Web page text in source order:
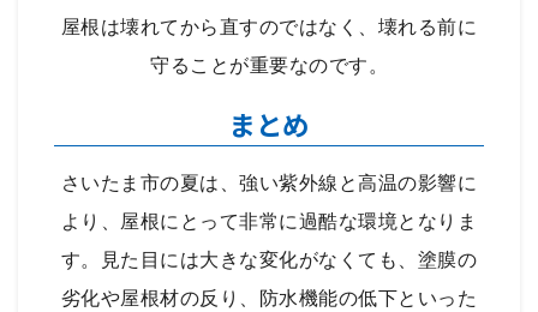
屋根は壊れてから直すのではなく、壊れる前に
守ることが重要なのです。
まとめ
さいたま市の夏は、強い紫外線と高温の影響に
より、屋根にとって非常に過酷な環境となりま
す。見た目には大きな変化がなくても、塗膜の
劣化や屋根材の反り、防水機能の低下といった